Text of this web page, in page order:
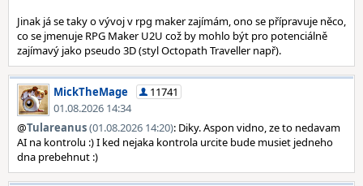
Jinak já se taky o vývoj v rpg maker zajímám, ono se přípravuje něco,
co se jmenuje RPG Maker U2U což by mohlo být pro potenciálně
zajímavý jako pseudo 3D (styl Octopath Traveller např).
MickTheMage
11741
01.08.2026 14:34
@Tulareanus(01.08.2026 14:20): Diky. Aspon vidno, ze to nedavam
AI na kontrolu :) I ked nejaka kontrola urcite bude musiet jedneho
dna prebehnut :)